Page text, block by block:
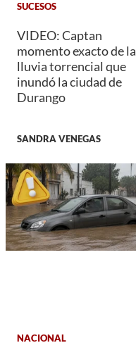
SUCESOS
VIDEO: Captan
momento exacto de la
lluvia torrencial que
inundó la ciudad de
Durango
SANDRA VENEGAS
NACIONAL